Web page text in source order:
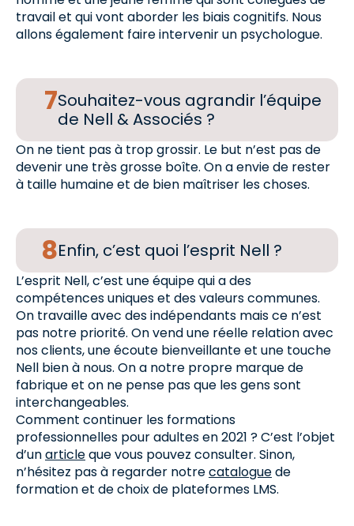
travail et qui vont aborder les biais cognitifs. Nous
allons également faire intervenir un psychologue.
Souhaitez-vous agrandir l’équipe
de Nell & Associés ?
On ne tient pas à trop grossir. Le but n’est pas de
devenir une très grosse boîte. On a envie de rester
à taille humaine et de bien maîtriser les choses.
Enfin, c’est quoi l’esprit Nell ?
L’esprit Nell, c’est une équipe qui a des
compétences uniques et des valeurs communes.
On travaille avec des indépendants mais ce n’est
pas notre priorité. On vend une réelle relation avec
nos clients, une écoute bienveillante et une touche
Nell bien à nous. On a notre propre marque de
fabrique et on ne pense pas que les gens sont
interchangeables.
Comment continuer les formations
professionnelles pour adultes en 2021 ? C’est l’objet
d’unarticleque vous pouvez consulter. Sinon,
n’hésitez pas à regarder notrecataloguede
formation et de choix de plateformes LMS.